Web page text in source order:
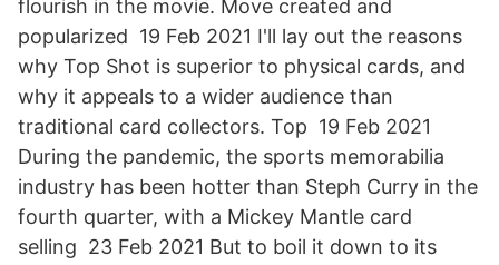
flourish in the movie. Move created and
popularized 19 Feb 2021 I'll lay out the reasons
why Top Shot is superior to physical cards, and
why it appeals to a wider audience than
traditional card collectors. Top 19 Feb 2021
During the pandemic, the sports memorabilia
industry has been hotter than Steph Curry in the
fourth quarter, with a Mickey Mantle card
selling 23 Feb 2021 But to boil it down to its